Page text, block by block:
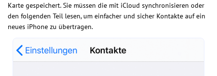
Karte gespeichert. Sie müssen die mit iCloud synchronisieren oder
den folgenden Teil lesen, um einfacher und sicher Kontakte auf ein
neues iPhone zu übertragen.